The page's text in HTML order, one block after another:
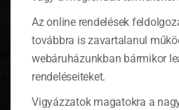
Az online rendelések
továbbra is zavartalanul
webáruházunkban bármikor
rendeléseiteket.
Vigyázzatok magatokra a